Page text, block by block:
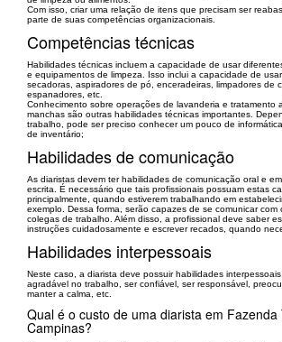
Com isso, criar uma relação de itens que precisam ser
parte de suas competências organizacionais.
Competências técnicas
Habilidades técnicas incluem a capacidade de usar
e equipamentos de limpeza. Isso inclui a capacidade de
secadoras, aspiradores de pó, enceradeiras, limpadores de
espanadores, etc.
Conhecimento sobre operações de lavanderia e tratamento
manchas são outras habilidades técnicas importantes.
trabalho, pode ser preciso conhecer um pouco de
de inventário;
Habilidades de comunicação
As diaristas devem ter habilidades de comunicação oral e
escrita. É necessário que tais profissionais possuam estas
principalmente, quando estiverem trabalhando em
exemplo. Dessa forma, serão capazes de se comunicar com
colegas de trabalho. Além disso, a profissional deve saber
instruções cuidadosamente e escrever recados, quando
Habilidades interpessoais
Neste caso, a diarista deve possuir habilidades
agradável no trabalho, ser confiável, ser responsável,
manter a calma, etc.
Qual é o custo de uma diarista em Fazenda
Campinas?